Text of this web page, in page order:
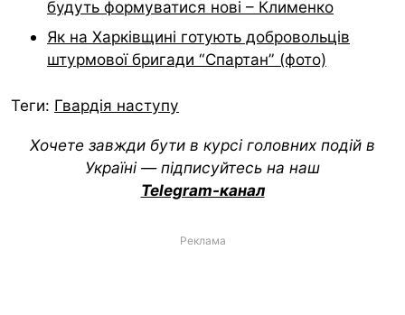
будуть формуватися нові – Клименко
Як на Харківщині готують добровольців
штурмової бригади “Спартан” (фото)
Теги: Гвардія наступу
Хочете завжди бути в курсі головних подій в
Україні — підписуйтесь на наш
Telegram-канал
Реклама